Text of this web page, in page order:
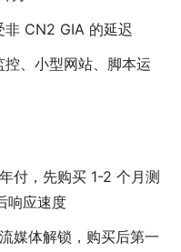
非 CN2 GIA 的延迟
、小型网站、脚本运
付，先购买 1-2 个月测
响应速度
媒体解锁，购买后第一